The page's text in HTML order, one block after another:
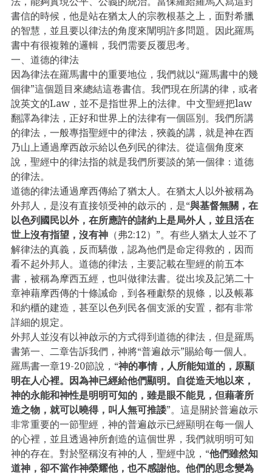
書信的時候，他是站在猶太人的宗教根基之上，面對希臘
的智慧，並且要以律法的角度來闡明許多問題。因此羅馬
書中有很複雜的邏輯，我們需要反覆思考。
一、道德的律法
因為律法在羅馬書中的重要地位，我們就以“羅馬書中的幾
個律”這個題目來總結這卷書信。我們現在所講的律，或者
說英文的Law，並不是指世界上的法律。中文聖經把law
翻譯為律法，正好和世界上的法律有一個區別。我們所講
的律法，一般專指聖經中的律法，狹義的講，就是神在西
乃山上通過摩西啟示給以色列民的律法。從這個角度來
說，聖經中的律法指的就是我們所要談的第一個律：道德
的律法。
道德的律法通過摩西傳給了猶太人。在猶太人以外被稱為
外邦人，是沒有直接領受神的啟示的，是“與基督無關，在
以色列國民以外，在所應許的諸約上是局外人，並且活在
世上沒有指望，沒有神 （弗2:12）”。有些人猶太人並不了
解律法的真義，反而驕傲，認為他們是命定得救的，因而
看不起外邦人。道德的律法，主要記載在聖經的前五本
書，被稱為摩西五經，也叫做律法書。從出埃及記第二十
章神藉摩西傳的十條誡命，到各種獻祭的規條，以及帳幕
和約櫃的建造，甚至以色列民各個支派的安置，都有非常
詳細的規定。
外邦人並沒有以神啟示的方式得到道德的律法，但是羅馬
書第一、二章告訴我們，神將“普遍啟示”賜給每一個人。
羅馬書一章19-20節說，“神的事情，人所能知道的，原顯
明在人心裡。因為神已經給他們顯明。自從造天地以來，
神的永能和神性是明明可知的，雖是眼不能見，但藉著所
造之物，就可以曉得，叫人無可推諉”。這是關於普遍啟示
非常重要的一節聖經，神的普遍啟示已經顯明在每一個人
的心裡，並且透過神所創造的這個世界，我們就明明可知
神的存在。對於堅稱沒有神的人，聖經中說，“他們雖然知
道神，卻不當作神榮耀他，也不感謝他。他們的思念變為